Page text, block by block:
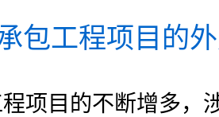
包工程项目的
项目的不断增多，